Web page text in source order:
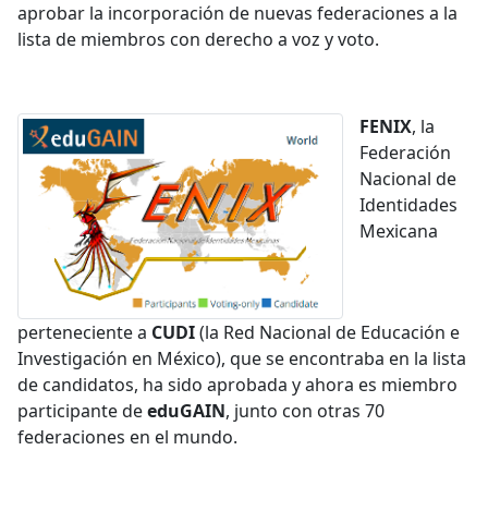
aprobar la incorporación de nuevas federaciones a la
lista de miembros con derecho a voz y voto.
FENIX, la
Federación
Nacional de
Identidades
Mexicana
perteneciente a CUDI(la Red Nacional de Educación e
Investigación en México), que se encontraba en la lista
de candidatos, ha sido aprobada y ahora es miembro
participante deeduGAIN, junto con otras 70
federaciones en el mundo.